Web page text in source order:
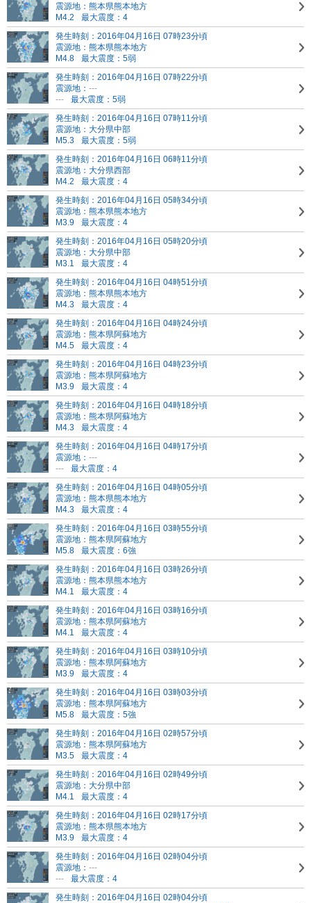
震源地：熊本県熊本地方
M4.2
最大震度：4
発生時刻：2016年04月16日 07時23分頃
震源地：熊本県熊本地方
M4.8
最大震度：5弱
発生時刻：2016年04月16日 07時22分頃
震源地： ---
---
最大震度：5弱
発生時刻：2016年04月16日 07時11分頃
震源地：大分県中部
M5.3
最大震度：5弱
発生時刻：2016年04月16日 06時11分頃
震源地：大分県西部
M4.2
最大震度：4
発生時刻：2016年04月16日 05時34分頃
震源地：熊本県熊本地方
M3.9
最大震度：4
発生時刻：2016年04月16日 05時20分頃
震源地：大分県中部
M3.1
最大震度：4
発生時刻：2016年04月16日 04時51分頃
震源地：熊本県熊本地方
M4.3
最大震度：4
発生時刻：2016年04月16日 04時24分頃
震源地：熊本県阿蘇地方
M4.5
最大震度：4
発生時刻：2016年04月16日 04時23分頃
震源地：熊本県阿蘇地方
M3.9
最大震度：4
発生時刻：2016年04月16日 04時18分頃
震源地：熊本県阿蘇地方
M4.3
最大震度：4
発生時刻：2016年04月16日 04時17分頃
震源地： ---
---
最大震度：4
発生時刻：2016年04月16日 04時05分頃
震源地：熊本県熊本地方
M4.3
最大震度：4
発生時刻：2016年04月16日 03時55分頃
震源地：熊本県阿蘇地方
M5.8
最大震度：6強
発生時刻：2016年04月16日 03時26分頃
震源地：熊本県熊本地方
M4.1
最大震度：4
発生時刻：2016年04月16日 03時16分頃
震源地：熊本県阿蘇地方
M4.1
最大震度：4
発生時刻：2016年04月16日 03時10分頃
震源地：熊本県阿蘇地方
M3.9
最大震度：4
発生時刻：2016年04月16日 03時03分頃
震源地：熊本県阿蘇地方
M5.8
最大震度：5強
発生時刻：2016年04月16日 02時57分頃
震源地：熊本県阿蘇地方
M3.5
最大震度：4
発生時刻：2016年04月16日 02時49分頃
震源地：大分県中部
M4.1
最大震度：4
発生時刻：2016年04月16日 02時17分頃
震源地：熊本県熊本地方
M3.9
最大震度：4
発生時刻：2016年04月16日 02時04分頃
震源地： ---
---
最大震度：4
発生時刻：2016年04月16日 02時04分頃